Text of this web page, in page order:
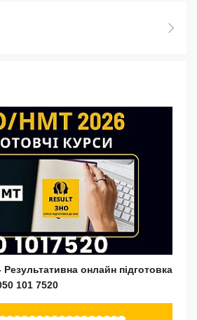
онлайн підготовка
101 7520